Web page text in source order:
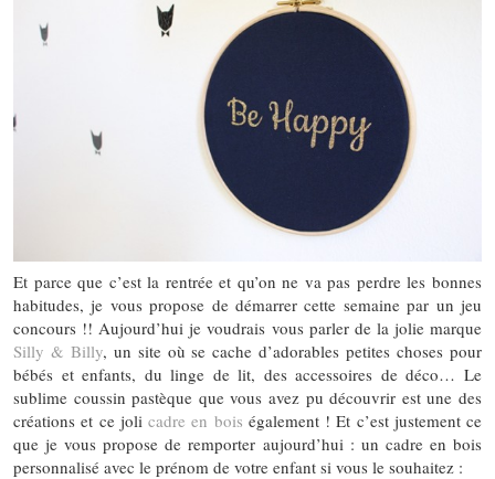
Et parce que c’est la rentrée et qu’on ne va pas perdre les bonnes
habitudes, je vous propose de démarrer cette semaine par un jeu
concours !! Aujourd’hui je voudrais vous parler de la jolie marque
Silly & Billy, un site où se cache d’adorables petites choses pour
bébés et enfants, du linge de lit, des accessoires de déco… Le
sublime coussin pastèque que vous avez pu découvrir est une des
créations et ce joli cadre en bois également ! Et c’est justement ce
que je vous propose de remporter aujourd’hui : un cadre en bois
personnalisé avec le prénom de votre enfant si vous le souhaitez :